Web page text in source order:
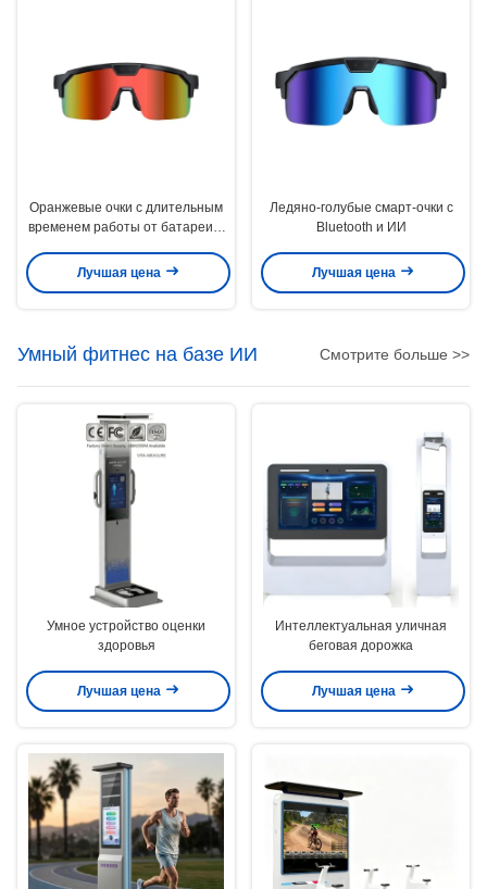
Оранжевые очки с длительным
временем работы от батареи и
Лучшая цена
Ледяно-голубые смарт-очки с
Bluetooth и ИИ
Лучшая цена
Умный фитнес на базе ИИ Смотрите больше >>
Умное устройство оценки
здоровья
Лучшая цена
Интеллектуальная уличная
беговая дорожка
Лучшая цена